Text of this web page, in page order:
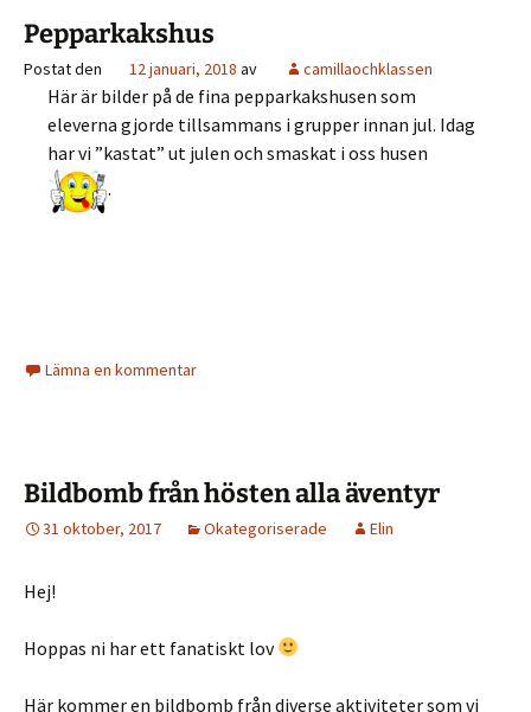
Pepparkakshus
Postat den 12 januari, 2018 av camillaochklassen
Här är bilder på de fina pepparkakshusen som
eleverna gjorde tillsammans i grupper innan jul. Idag
har vi ”kastat” ut julen och smaskat i oss husen
.
Lämna en kommentar
Bildbomb från hösten alla äventyr
31 oktober, 2017 Okategoriserade Elin
Hej!
Hoppas ni har ett fanatiskt lov
Här kommer en bildbomb från diverse aktiviteter som vi